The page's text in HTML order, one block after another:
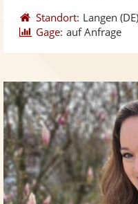
Standort: Langen (DE)
Gage: auf Anfrage